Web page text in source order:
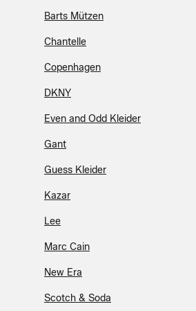
Barts Mützen
Chantelle
Copenhagen
DKNY
Even and Odd Kleider
Gant
Guess Kleider
Kazar
Lee
Marc Cain
New Era
Scotch & Soda